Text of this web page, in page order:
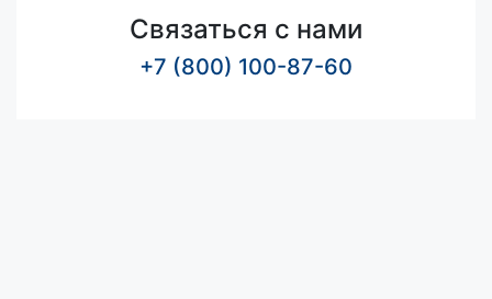
Связаться с нами
+7 (800) 100-87-60